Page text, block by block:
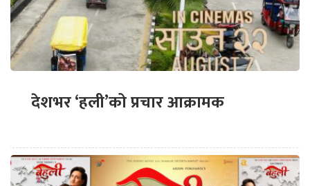
देशभर ‘हली’को प्रचार आक्रामक